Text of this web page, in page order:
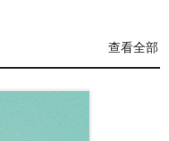
查看全部